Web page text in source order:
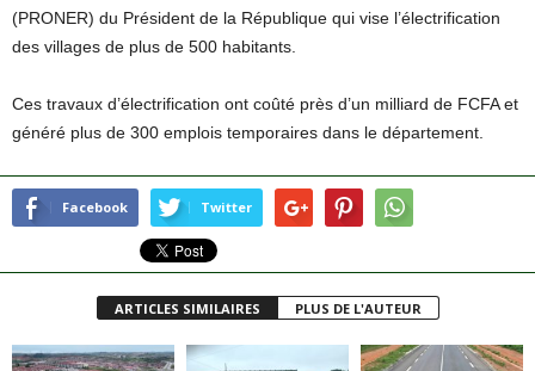
(PRONER) du Président de la République qui vise l’électrification
des villages de plus de 500 habitants.
Ces travaux d’électrification ont coûté près d’un milliard de FCFA et
généré plus de 300 emplois temporaires dans le département.
Facebook Twitter
ARTICLES SIMILAIRES PLUS DE L'AUTEUR